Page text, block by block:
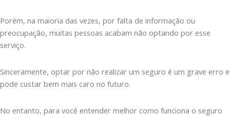
Porém, na maioria das vezes, por falta de informação ou
preocupação, muitas pessoas acabam não optando por esse
serviço.
Sinceramente, optar por não realizar um seguro é um grave erro e
pode custar bem mais caro no futuro.
No entanto, para você entender melhor como funciona o seguro